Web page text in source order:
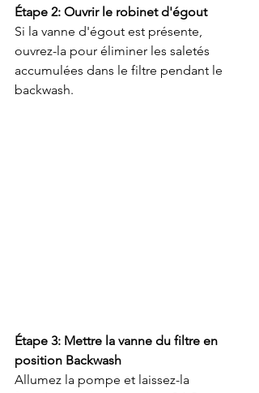
Étape 2: Ouvrir le robinet d'égout
Si la vanne d'égout est présente,
ouvrez-la pour éliminer les saletés
accumulées dans le filtre pendant le
backwash.
Étape 3: Mettre la vanne du filtre en
position Backwash
Allumez la pompe et laissez-la